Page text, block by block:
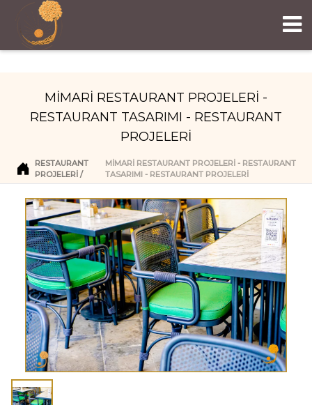
MİMARİ RESTAURANT PROJELERİ -
RESTAURANT TASARIMI - RESTAURANT
PROJELERİ
RESTAURANT
PROJELERI
MİMARİ RESTAURANT PROJELERİ - RESTAURANT
TASARIMI - RESTAURANT PROJELERİ